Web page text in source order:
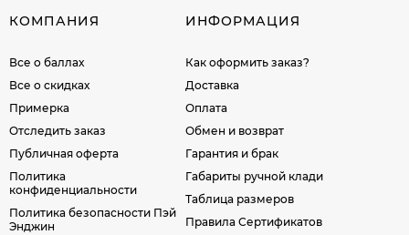
КОМПАНИЯ
Все о баллах
Все о скидках
Примерка
Отследить заказ
Публичная оферта
Политика
конфиденциальности
Политика безопасности Пэй
Энджин
ИНФОРМАЦИЯ
Как оформить заказ?
Доставка
Оплата
Обмен и возврат
Гарантия и брак
Габариты ручной клади
Таблица размеров
Правила Сертификатов